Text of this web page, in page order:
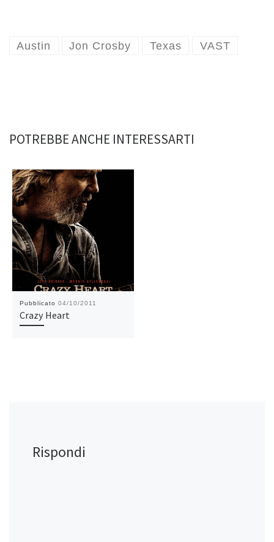
Austin Jon Crosby Texas VAST
POTREBBE ANCHE INTERESSARTI
Pubblicato 04/10/2011
Crazy Heart
Rispondi